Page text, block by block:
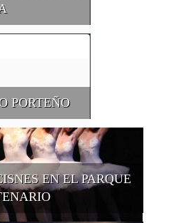
PORTEÑO
EN EL PARQUE